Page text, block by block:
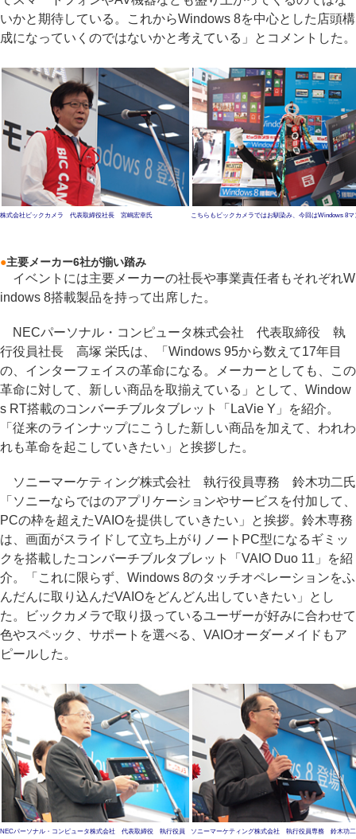
いかと期待している。これからWindows 8を中心とした店頭構
成になっていくのではないかと考えている」とコメントした。
株式会社ビックカメラ 代表取締役社長 宮嶋宏幸氏 こちらもビックカメラではお馴染み、今回はWindows 8マ
●主要メーカー6社が揃い踏み
イベントには主要メーカーの社長や事業責任者もそれぞれW
indows 8搭載製品を持って出席した。
NECパーソナル・コンピュータ株式会社 代表取締役 執
行役員社長 高塚 栄氏は、「Windows 95から数えて17年目
の、インターフェイスの革命になる。メーカーとしても、この
革命に対して、新しい商品を取揃えている」として、Window
s RT搭載のコンバーチブルタブレット「LaVie Y」を紹介。
「従来のラインナップにこうした新しい商品を加えて、われわ
れも革命を起こしていきたい」と挨拶した。
ソニーマーケティング株式会社 執行役員専務 鈴木功二氏
「ソニーならではのアプリケーションやサービスを付加して、
PCの枠を超えたVAIOを提供していきたい」と挨拶。鈴木専務
は、画面がスライドして立ち上がりノートPC型になるギミッ
クを搭載したコンバーチブルタブレット「VAIO Duo 11」を紹
介。「これに限らず、Windows 8のタッチオペレーションをふ
んだんに取り込んだVAIOをどんどん出していきたい」とし
た。ビックカメラで取り扱っているユーザーが好みに合わせて
色やスペック、サポートを選べる、VAIOオーダーメイドもア
ピールした。
NECパーソナル・コンピュータ株式会社 代表取締役 執行役員
ソニーマーケティング株式会社 執行役員専務 鈴木功